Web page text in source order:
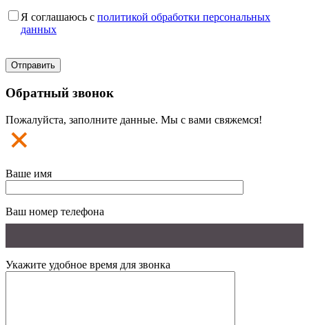
Я соглашаюсь с политикой обработки персональных
данных
Обратный звонок
Пожалуйста, заполните данные. Мы с вами свяжемся!
Ваше имя
Ваш номер телефона
Укажите удобное время для звонка